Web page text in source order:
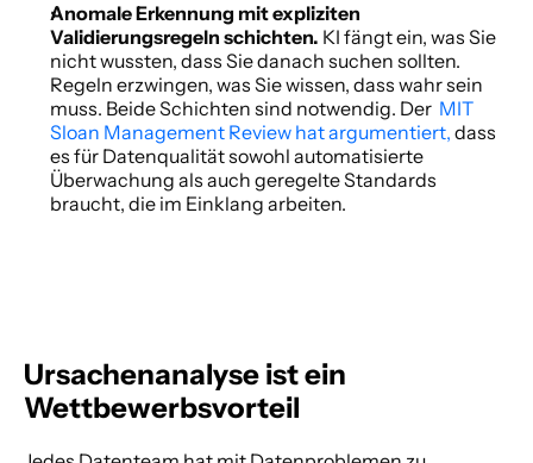
Anomale Erkennung mit expliziten
Validierungsregeln schichten. KI fängt ein, was Sie
nicht wussten, dass Sie danach suchen sollten.
Regeln erzwingen, was Sie wissen, dass wahr sein
muss. Beide Schichten sind notwendig. Der MIT
Sloan Management Review hat argumentiert, dass
es für Datenqualität sowohl automatisierte
Überwachung als auch geregelte Standards
braucht, die im Einklang arbeiten.
Ursachenanalyse ist ein
Wettbewerbsvorteil